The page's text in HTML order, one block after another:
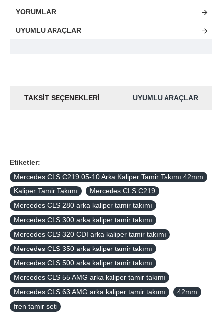
YORUMLAR
UYUMLU ARAÇLAR
TAKSIT SEÇENEKLERI UYUMLU ARAÇLAR
Etiketler:
Mercedes CLS C219 05-10 Arka Kaliper Tamir Takımı 42mm
Kaliper Tamir Takımı
Mercedes CLS C219
Mercedes CLS 280 arka kaliper tamir takımı
Mercedes CLS 300 arka kaliper tamir takımı
Mercedes CLS 320 CDI arka kaliper tamir takımı
Mercedes CLS 350 arka kaliper tamir takımı
Mercedes CLS 500 arka kaliper tamir takımı
Mercedes CLS 55 AMG arka kaliper tamir takımı
Mercedes CLS 63 AMG arka kaliper tamir takımı
42mm
fren tamir seti